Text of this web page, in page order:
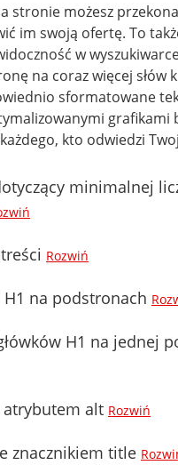
stronie możesz
im swoją ofertę. To
w
na coraz więcej słów
sformatowane
grafikami
kto odwiedzi
minimalnej
Rozwiń
H1 na podstronach
H1 na jednej
atrybutem alt Rozwiń
znacznikiem title